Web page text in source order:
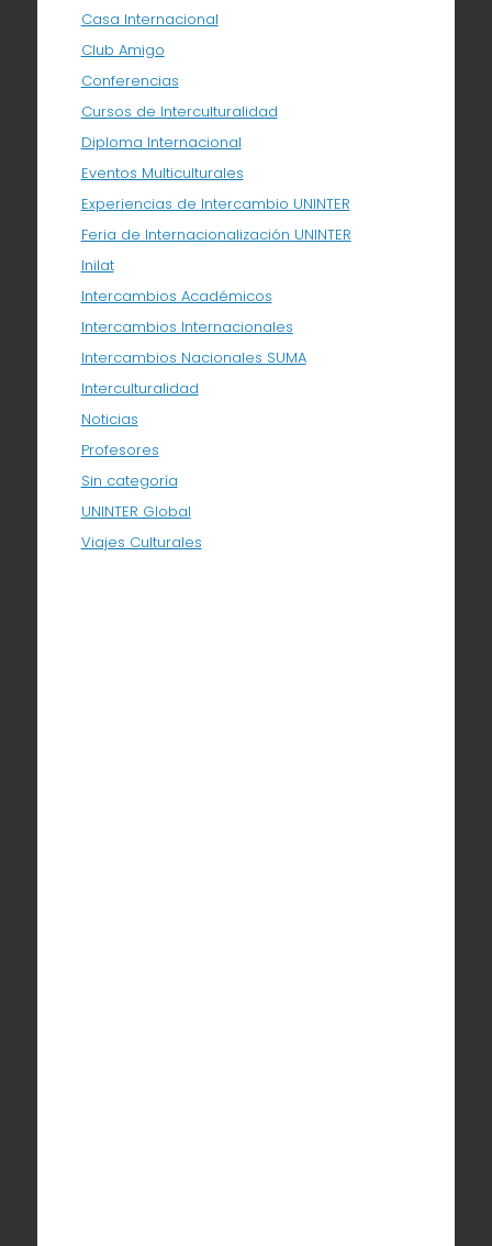
Casa Internacional
Club Amigo
Conferencias
Cursos de Interculturalidad
Diploma Internacional
Eventos Multiculturales
Experiencias de Intercambio UNINTER
Feria de Internacionalización UNINTER
Inilat
Intercambios Académicos
Intercambios Internacionales
Intercambios Nacionales SUMA
Interculturalidad
Noticias
Profesores
Sin categoría
UNINTER Global
Viajes Culturales